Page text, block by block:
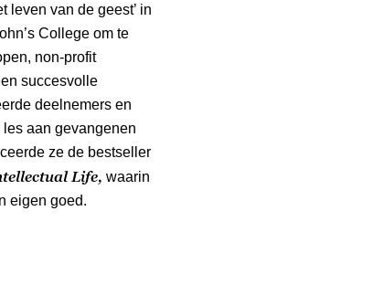
leven van de geest’ in
College om te
non-profit
succesvolle
deelnemers en
aan gevangenen
ze de bestseller
Life, waarin
eigen goed.